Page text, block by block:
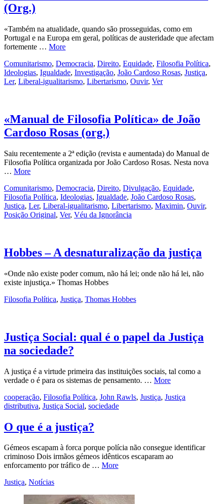
(Org.)
«Também na atualidade, quando são prosseguidas, como em
Portugal e na Europa em geral, políticas de austeridade que afectam
fortemente … More
Comunitarismo, Democracia, Direito, Equidade, Filosofia Política,
Ideologias, Igualdade, Investigação, João Cardoso Rosas, Justiça,
Ler, Liberal-igualitarismo, Libertarismo, Ouvir, Ver
«Manual de Filosofia Política» de João
Cardoso Rosas (org.)
Saiu recentemente a 2ª edição (revista e aumentada) do Manual de
Filosofia Política organizada por João Cardoso Rosas. Nesta nova
… More
Comunitarismo, Democracia, Direito, Divulgação, Equidade,
Filosofia Política, Ideologias, Igualdade, João Cardoso Rosas,
Justiça, Ler, Liberal-igualitarismo, Libertarismo, Maximin, Ouvir,
Posição Original, Ver, Véu da Ignorância
Hobbes – A desnaturalização da justiça
«Onde não existe poder comum, não há lei; onde não há lei, não
existe injustiça.» Thomas Hobbes
Filosofia Política, Justiça, Thomas Hobbes
Justiça Social: qual é o papel da Justiça
na sociedade?
A justiça é a virtude primeira das instituições sociais, tal como a
verdade o é para os sistemas de pensamento. … More
cooperação, Filosofia Política, John Rawls, Justiça, Justiça
distributiva, Justiça Social, sociedade
O que é a justiça?
Gémeos escapam à forca porque polícia não consegue identificar
criminoso Dois irmãos gémeos idênticos escaparam ao
enforcamento por tráfico de … More
Justiça, Notícias